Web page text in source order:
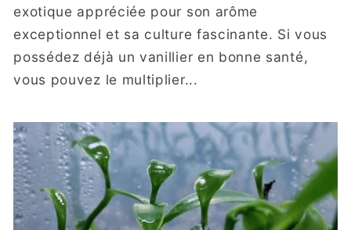
exotique appréciée pour son arôme
exceptionnel et sa culture fascinante. Si vous
possédez déjà un vanillier en bonne santé,
vous pouvez le multiplier...